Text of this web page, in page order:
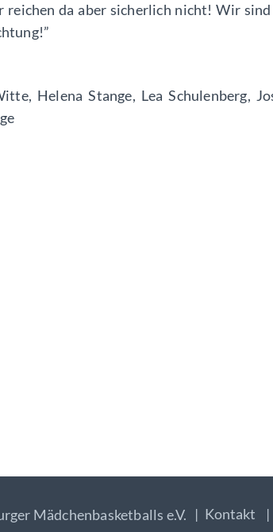
da aber sicherlich nicht! Wir
Helena Stange, Lea Schulenberg,
Mädchenbasketballs e.V. Kontakt